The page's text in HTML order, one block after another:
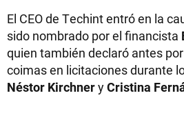
El CEO de Techint entró en la
sido nombrado por el financista
quien también declaró antes
coimas en licitaciones durante
Néstor KirchneryCristina